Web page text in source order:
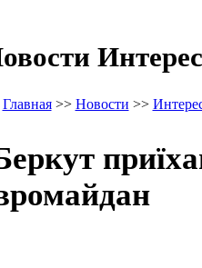
Главная>> Новости >>